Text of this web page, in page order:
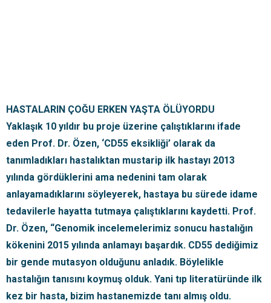
HASTALARIN ÇOĞU ERKEN YAŞTA ÖLÜYORDU
Yaklaşık 10 yıldır bu proje üzerine çalıştıklarını ifade
eden Prof. Dr. Özen, ‘CD55 eksikliği’ olarak da
tanımladıkları hastalıktan mustarip ilk hastayı 2013
yılında gördüklerini ama nedenini tam olarak
anlayamadıklarını söyleyerek, hastaya bu sürede idame
tedavilerle hayatta tutmaya çalıştıklarını kaydetti. Prof.
Dr. Özen, “Genomik incelemelerimiz sonucu hastalığın
kökenini 2015 yılında anlamayı başardık. CD55 dediğimiz
bir gende mutasyon olduğunu anladık. Böylelikle
hastalığın tanısını koymuş olduk. Yani tıp literatüründe ilk
kez bir hasta, bizim hastanemizde tanı almış oldu.